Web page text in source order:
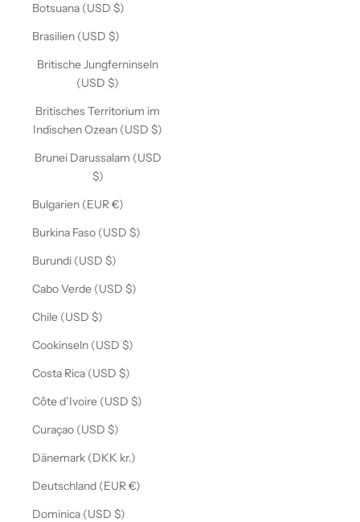
Botsuana (USD $)
Brasilien (USD $)
Britische Jungferninseln
(USD $)
Britisches Territorium im
Indischen Ozean (USD $)
Brunei Darussalam (USD
$)
Bulgarien (EUR €)
Burkina Faso (USD $)
Burundi (USD $)
Cabo Verde (USD $)
Chile (USD $)
Cookinseln (USD $)
Costa Rica (USD $)
Côte d’Ivoire (USD $)
Curaçao (USD $)
Dänemark (DKK kr.)
Deutschland (EUR €)
Dominica (USD $)